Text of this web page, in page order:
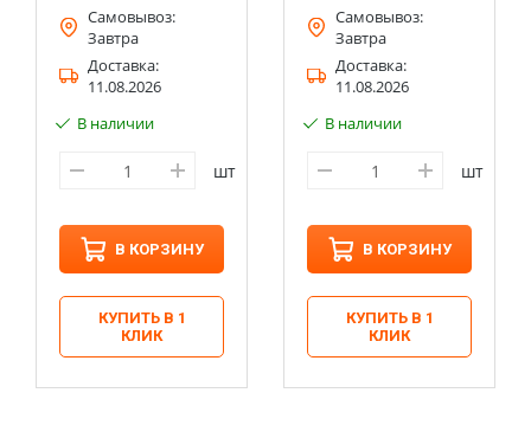
Самовывоз:
Завтра
Доставка:
11.08.2026
В наличии
шт
В КОРЗИНУ
КУПИТЬ В 1
КЛИК
Самовывоз:
Завтра
Доставка:
11.08.2026
В наличии
шт
В КОРЗИНУ
КУПИТЬ В 1
КЛИК